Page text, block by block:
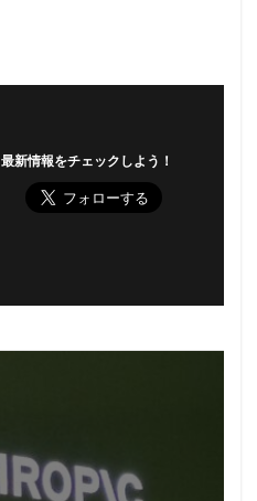
最新情報をチェックしよう！